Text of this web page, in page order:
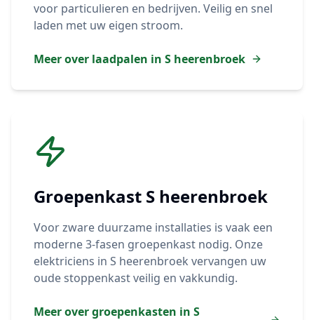
voor particulieren en bedrijven. Veilig en snel
laden met uw eigen stroom.
Meer over laadpalen in S heerenbroek
Groepenkast S heerenbroek
Voor zware duurzame installaties is vaak een
moderne 3-fasen groepenkast nodig. Onze
elektriciens in S heerenbroek vervangen uw
oude stoppenkast veilig en vakkundig.
Meer over groepenkasten in S